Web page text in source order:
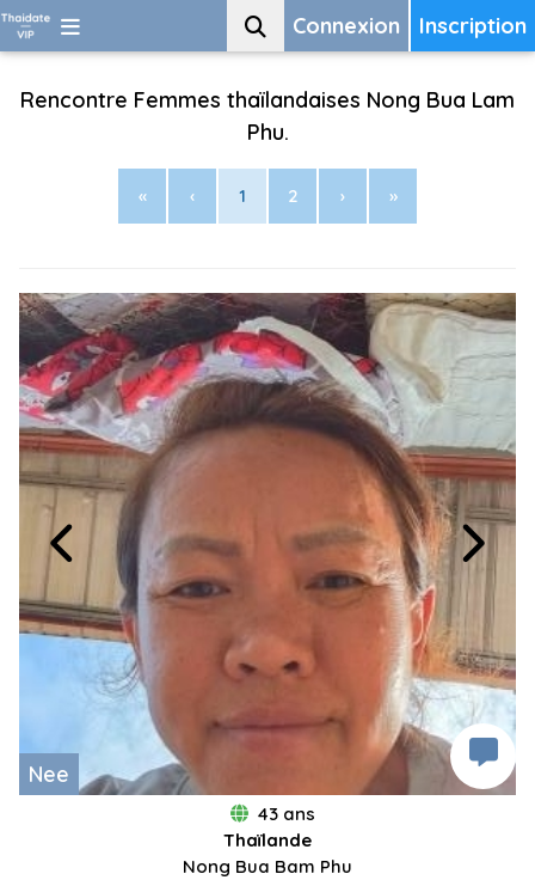
Inscription
Connexion
Rencontre Femmes thaïlandaises Nong Bua Lam
Phu.
« ‹ 1 2 › »
Nee
43 ans
Thaïlande
Nong Bua Bam Phu